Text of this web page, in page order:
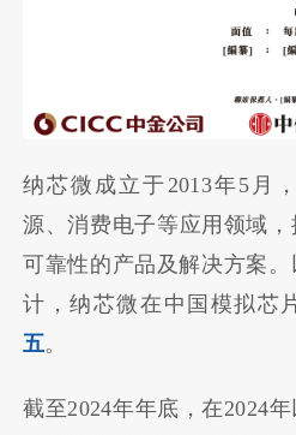
纳芯微成立于2013年5月
源、消费电子等应用领域
可靠性的产品及解决方案。
计，纳芯微在中国模拟芯
五。
截至2024年年底，在2024